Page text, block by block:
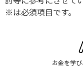
※は必須項目です。
お金を学